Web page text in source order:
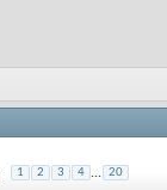
1 2 3 4 ... 20